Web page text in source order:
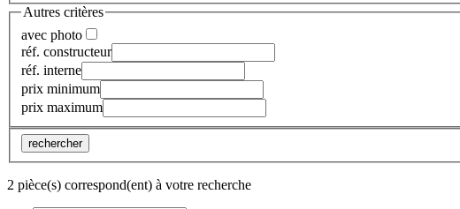
Autres critères
avec photo
réf. constructeur
réf. interne
prix minimum
prix maximum
rechercher
2 pièce(s) correspond(ent) à votre recherche